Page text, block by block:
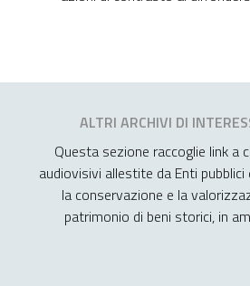
ALTRI ARCHIVI DI
Questa sezione raccoglie link a
audiovisivi allestite da Enti
la conservazione e la
patrimonio di beni storici, in